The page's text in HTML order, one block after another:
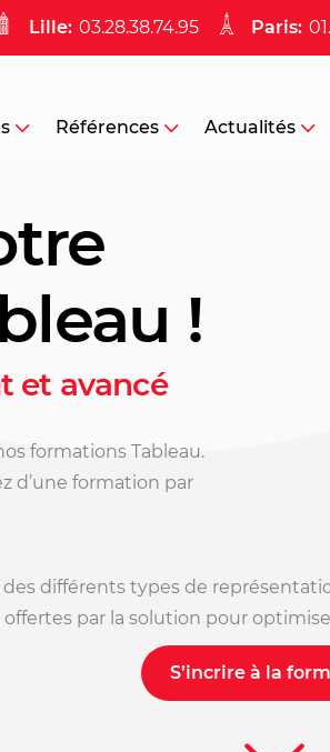
Lille: 03.28.38.74.95 Paris:
Références Actualités
!
et avancé
formations Tableau.
d’une formation par
des différents types de
par la solution pour
S’incrire à la